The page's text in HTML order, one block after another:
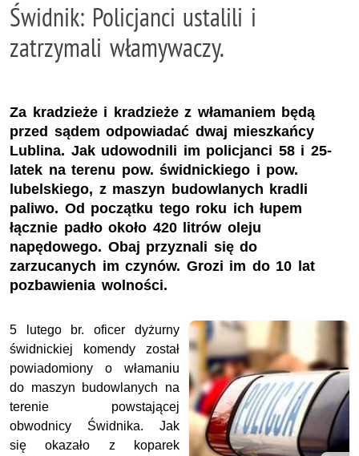
Świdnik: Policjanci ustalili i
zatrzymali włamywaczy.
Za kradzieże i kradzieże z włamaniem będą
przed sądem odpowiadać dwaj mieszkańcy
Lublina. Jak udowodnili im policjanci 58 i 25-
latek na terenu pow. świdnickiego i pow.
lubelskiego, z maszyn budowlanych kradli
paliwo. Od początku tego roku ich łupem
łącznie padło około 420 litrów oleju
napędowego. Obaj przyznali się do
zarzucanych im czynów. Grozi im do 10 lat
pozbawienia wolności.
5 lutego br. oficer dyżurny
świdnickiej komendy został
powiadomiony o włamaniu
do maszyn budowlanych na
terenie powstającej
obwodnicy Świdnika. Jak
się okazało z koparek